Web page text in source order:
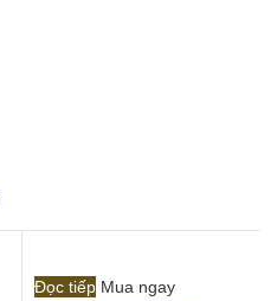
Đọc tiếp Mua ngay